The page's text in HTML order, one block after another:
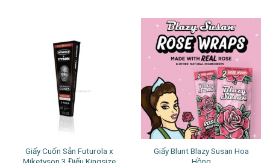
Giấy Cuốn Sẵn Futurola x
Miketyson 3 Điếu Kingsize
Giấy Blunt Blazy Susan Hoa
Hồng